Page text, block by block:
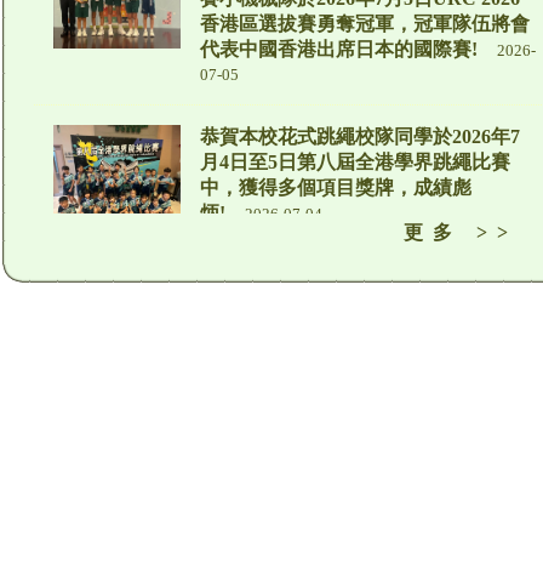
香港區選拔賽勇奪冠軍，冠軍隊伍將會
代表中國香港出席日本的國際賽!
2026-
07-05
恭賀本校花式跳繩校隊同學於2026年7
月4日至5日第八屆全港學界跳繩比賽
中，獲得多個項目獎牌，成績彪
炳!
2026-07-04
更多 >>